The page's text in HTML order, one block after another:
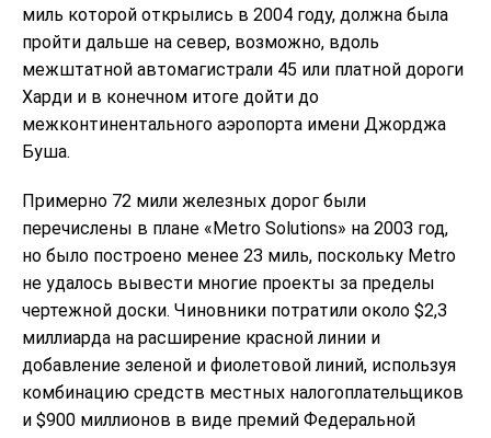
миль которой открылись в 2004 году, должна была
пройти дальше на север, возможно, вдоль
межштатной автомагистрали 45 или платной дороги
Харди и в конечном итоге дойти до
межконтинентального аэропорта имени Джорджа
Буша.
Примерно 72 мили железных дорог были
перечислены в плане «Metro Solutions» на 2003 год,
но было построено менее 23 миль, поскольку Metro
не удалось вывести многие проекты за пределы
чертежной доски. Чиновники потратили около $2,3
миллиарда на расширение красной линии и
добавление зеленой и фиолетовой линий, используя
комбинацию средств местных налогоплательщиков
и $900 миллионов в виде премий Федеральной